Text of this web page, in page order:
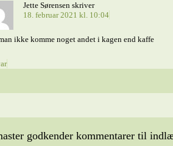
Jette Sørensen skriver
18. februar 2021 kl. 10:04
ikke komme noget andet i kagen end kaffe
godkender kommentarer til